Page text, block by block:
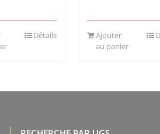
Détails
Ajouter
au panier